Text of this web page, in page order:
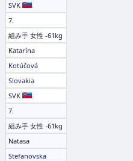
SVK
7.
組み手 女性 -61kg
Katarína
Kotúčová
Slovakia
SVK
7.
組み手 女性 -61kg
Natasa
Stefanovska